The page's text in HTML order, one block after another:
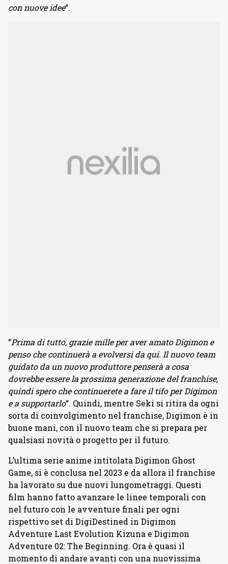
con nuove idee“.
“Prima di tutto, grazie mille per aver amato Digimon e
penso che continuerà a evolversi da qui. Il nuovo team
guidato da un nuovo produttore penserà a cosa
dovrebbe essere la prossima generazione del franchise,
quindi spero che continuerete a fare il tifo per Digimon
e a supportarlo“. Quindi, mentre Seki si ritira da ogni
sorta di coinvolgimento nel franchise, Digimon è in
buone mani, con il nuovo team che si prepara per
qualsiasi novità o progetto per il futuro.
L’ultima serie anime intitolata Digimon Ghost
Game, si è conclusa nel 2023 e da allora il franchise
ha lavorato su due nuovi lungometraggi. Questi
film hanno fatto avanzare le linee temporali con
nel futuro con le avventure finali per ogni
rispettivo set di DigiDestined in Digimon
Adventure Last Evolution Kizuna e Digimon
Adventure 02: The Beginning. Ora è quasi il
momento di andare avanti con una nuovissima